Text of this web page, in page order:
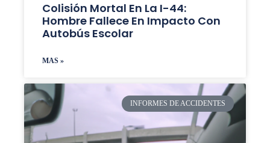
Colisión Mortal En La I-44:
Hombre Fallece En Impacto Con
Autobús Escolar
MAS »
INFORMES DE ACCIDENTES